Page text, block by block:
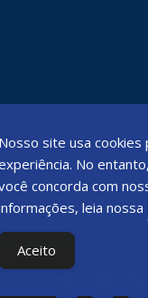
site usa cookies
No
concorda com
leia nossa
Aceito